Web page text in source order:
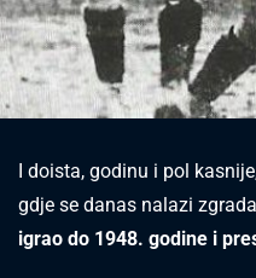
I doista, godinu i pol
gdje se danas nalazi
igrao do 1948. godine i